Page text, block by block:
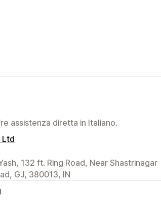
assistenza diretta in Italiano.
Ltd
132 ft. Ring Road, Near Shastrinagar
GJ, 380013, IN